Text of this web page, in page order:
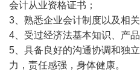
会计从业资格证书；
3、熟悉企业会计制度以及相
4、受过经济法基本知识、产
5、具备良好的沟通协调和独
力，责任感强，身体健康。